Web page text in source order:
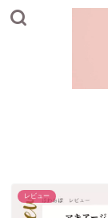
レビュー